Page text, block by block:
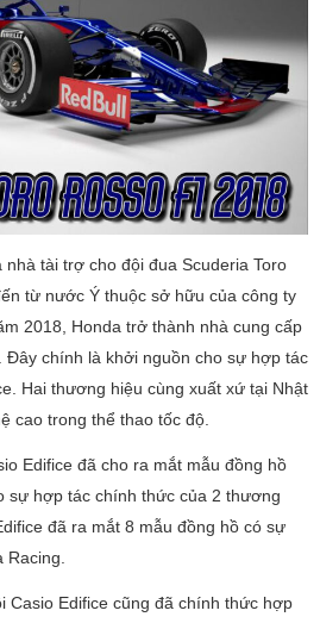
nhà tài trợ cho đội đua Scuderia Toro
từ nước Ý thuộc sở hữu của công ty
2018, Honda trở thành nhà cung cấp
Đây chính là khởi nguồn cho sự hợp tác
Hai thương hiệu cùng xuất xứ tại Nhật
cao trong thể thao tốc độ.
Edifice đã cho ra mắt mẫu đồng hồ
sự hợp tác chính thức của 2 thương
đã ra mắt 8 mẫu đồng hồ có sự
Casio Edifice cũng đã chính thức hợp